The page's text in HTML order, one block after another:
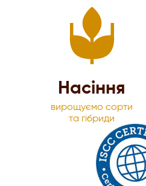
Насіння
вирощуємо сорти
та гібриди